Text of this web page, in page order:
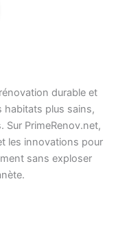
durable et
habitats plus sains,
Sur PrimeRenov.net,
les innovations pour
sans exploser